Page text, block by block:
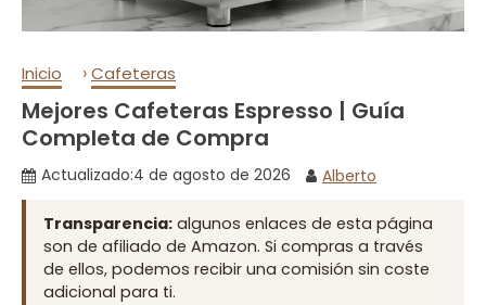
Inicio ›Cafeteras
Mejores Cafeteras Espresso | Guía
Completa de Compra
Actualizado:4 de agosto de 2026 Alberto
Transparencia: algunos enlaces de esta página
son de afiliado de Amazon. Si compras a través
de ellos, podemos recibir una comisión sin coste
adicional para ti.